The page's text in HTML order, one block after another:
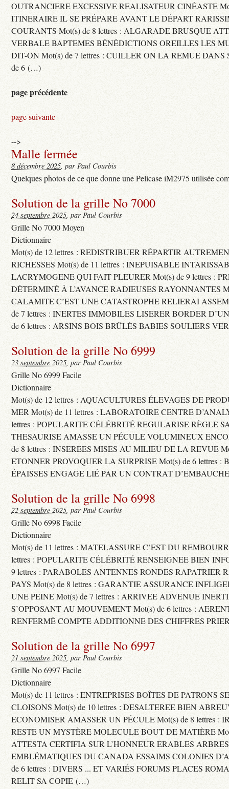
OUTRANCIERE EXCESSIVE REALISATEUR CINÉASTE
ITINERAIRE IL SE PRÉPARE AVANT LE DÉPART
COURANTS Mot(s) de 8 lettres : ALGARADE BRUSQUE
VERBALE BAPTEMES BÉNÉDICTIONS OREILLES LES
DIT-ON Mot(s) de 7 lettres : CUILLER ON LA REMUE DANS
de 6 (…)
page précédente
page suivante
-->
Malle fermée
8 décembre 2025, par Paul Courbis
Quelques photos de ce que donne une Pelicase iM2975 utilisée
Solution de la grille No 7000
24 septembre 2025, par Paul Courbis
Grille No 7000 Moyen
Dictionnaire
Mot(s) de 12 lettres : REDISTRIBUER RÉPARTIR
RICHESSES Mot(s) de 11 lettres : INEPUISABLE
LACRYMOGENE QUI FAIT PLEURER Mot(s) de 9 lettres :
DÉTERMINÉ À L’AVANCE RADIEUSES RAYONNANTES
CALAMITE C’EST UNE CATASTROPHE RELIERAI
de 7 lettres : INERTES IMMOBILES LISERER BORDER
de 6 lettres : ARSINS BOIS BRÛLÉS BABIES SOULIERS
Solution de la grille No 6999
23 septembre 2025, par Paul Courbis
Grille No 6999 Facile
Dictionnaire
Mot(s) de 12 lettres : AQUACULTURES ÉLEVAGES DE
MER Mot(s) de 11 lettres : LABORATOIRE CENTRE
lettres : POPULARITE CÉLÉBRITÉ REGULARISE RÈGLE
THESAURISE AMASSE UN PÉCULE VOLUMINEUX
de 8 lettres : INSEREES MISES AU MILIEU DE LA REVUE
ETONNER PROVOQUER LA SURPRISE Mot(s) de 6 lettres :
ÉPAISSES ENGAGE LIÉ PAR UN CONTRAT
Solution de la grille No 6998
22 septembre 2025, par Paul Courbis
Grille No 6998 Facile
Dictionnaire
Mot(s) de 11 lettres : MATELASSURE C’EST DU
lettres : POPULARITE CÉLÉBRITÉ RENSEIGNEE BIEN
9 lettres : PARABOLES ANTENNES RONDES RAPATRIER
PAYS Mot(s) de 8 lettres : GARANTIE ASSURANCE
UNE PEINE Mot(s) de 7 lettres : ARRIVEE ADVENUE
S’OPPOSANT AU MOUVEMENT Mot(s) de 6 lettres :
RENFERMÉ COMPTE ADDITIONNE DES CHIFFRES
Solution de la grille No 6997
21 septembre 2025, par Paul Courbis
Grille No 6997 Facile
Dictionnaire
Mot(s) de 11 lettres : ENTREPRISES BOÎTES DE PATRONS
CLOISONS Mot(s) de 10 lettres : DESALTEREE BIEN
ECONOMISER AMASSER UN PÉCULE Mot(s) de 8 lettres :
RESTE UN MYSTÈRE MOLECULE BOUT DE MATIÈRE
ATTESTA CERTIFIA SUR L’HONNEUR ERABLES ARBRES
EMBLÉMATIQUES DU CANADA ESSAIMS COLONIES
de 6 lettres : DIVERS ... ET VARIÉS FORUMS PLACES
RELIT SA COPIE (…)